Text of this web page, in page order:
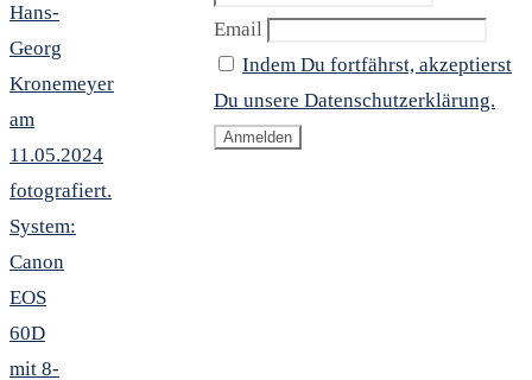
Hans-
Georg
Kronemeyer
am
11.05.2024
fotografiert.
System:
Canon
EOS
60D
mit 8-
Email
Indem Du fortfährst, akzeptierst
Du unsere Datenschutzerklärung.